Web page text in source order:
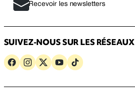
Recevoir les newsletters
SUIVEZ-NOUS SUR LES RÉSEAUX